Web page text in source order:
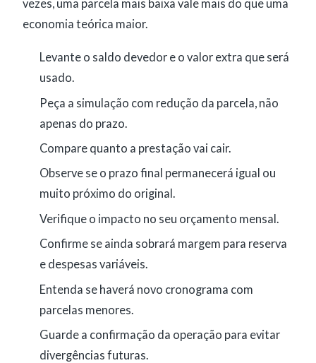
vezes, uma parcela mais baixa vale mais do que uma
economia teórica maior.
Levante o saldo devedor e o valor extra que será
usado.
Peça a simulação com redução da parcela, não
apenas do prazo.
Compare quanto a prestação vai cair.
Observe se o prazo final permanecerá igual ou
muito próximo do original.
Verifique o impacto no seu orçamento mensal.
Confirme se ainda sobrará margem para reserva
e despesas variáveis.
Entenda se haverá novo cronograma com
parcelas menores.
Guarde a confirmação da operação para evitar
divergências futuras.